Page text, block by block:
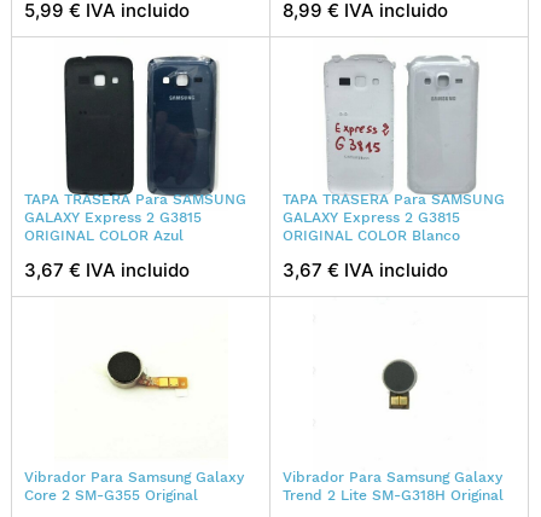
5,99 € IVA incluido 8,99 € IVA incluido
TAPA TRASERA Para SAMSUNG
GALAXY Express 2 G3815
ORIGINAL COLOR Azul
3,67 € IVA incluido
TAPA TRASERA Para SAMSUNG
GALAXY Express 2 G3815
ORIGINAL COLOR Blanco
3,67 € IVA incluido
Vibrador Para Samsung Galaxy
Core 2 SM-G355 Original
Vibrador Para Samsung Galaxy
Trend 2 Lite SM-G318H Original